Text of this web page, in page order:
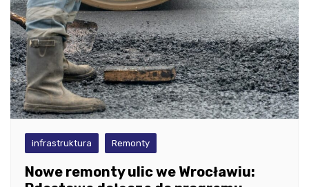
infrastruktura Remonty
Nowe remonty ulic we Wrocławiu: